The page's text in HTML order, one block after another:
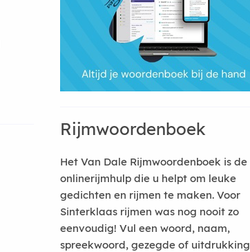
Rijmwoordenboek
Het Van Dale Rijmwoordenboek is de
onlinerijmhulp die u helpt om leuke
gedichten en rijmen te maken. Voor
Sinterklaas rijmen was nog nooit zo
eenvoudig! Vul een woord, naam,
spreekwoord, gezegde of uitdrukking